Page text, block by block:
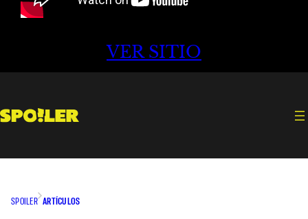
VER SITIO
SPOILER ARTÍCULOS